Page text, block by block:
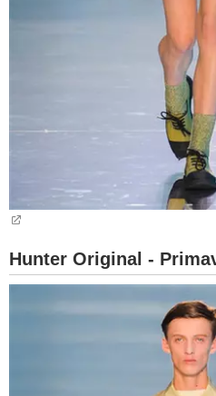
Hunter Original -